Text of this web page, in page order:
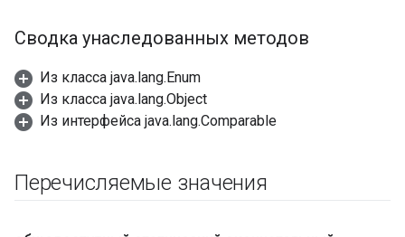
Сводка унаследованных методов
Из класса java.lang.Enum
Из класса java.lang.Object
Из интерфейса java.lang.Comparable
Перечисляемые значения